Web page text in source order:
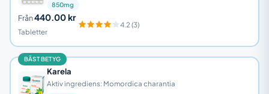
850mg
Från440.00 kr
Tabletter
4.2 (3)
BÄST BETYG
Karela
Aktiv ingrediens: Momordica charantia